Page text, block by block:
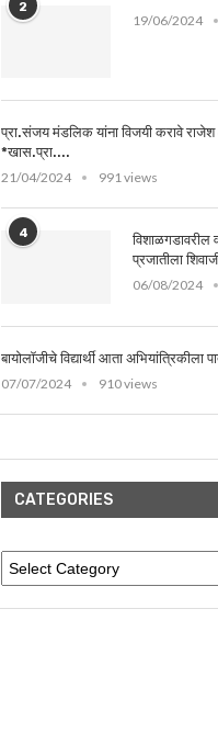
2
19/06/2024
प्रा.संजय मंडलिक यांना विजयी करावे राजेश
*खास.प्रा....
21/04/2024
991 views
4
विशाळगडावरील
प्रजातीला
06/08/2024
बायोलॉजीचे विद्यार्थी आता अभियांत्रिकीला
07/07/2024
910 views
CATEGORIES